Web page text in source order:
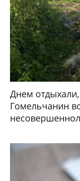
Днем
Гомельчанин